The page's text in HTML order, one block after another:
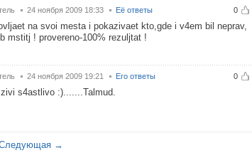
0
24 ноября 2009 18:33 Её ответы
na svoi mesta i pokazivaet kto,gde i v4em bil neprav,
mstitj ! provereno-100% rezuljtat !
0
24 ноября 2009 19:21 Его ответы
s4astlivo :).......Talmud.
→